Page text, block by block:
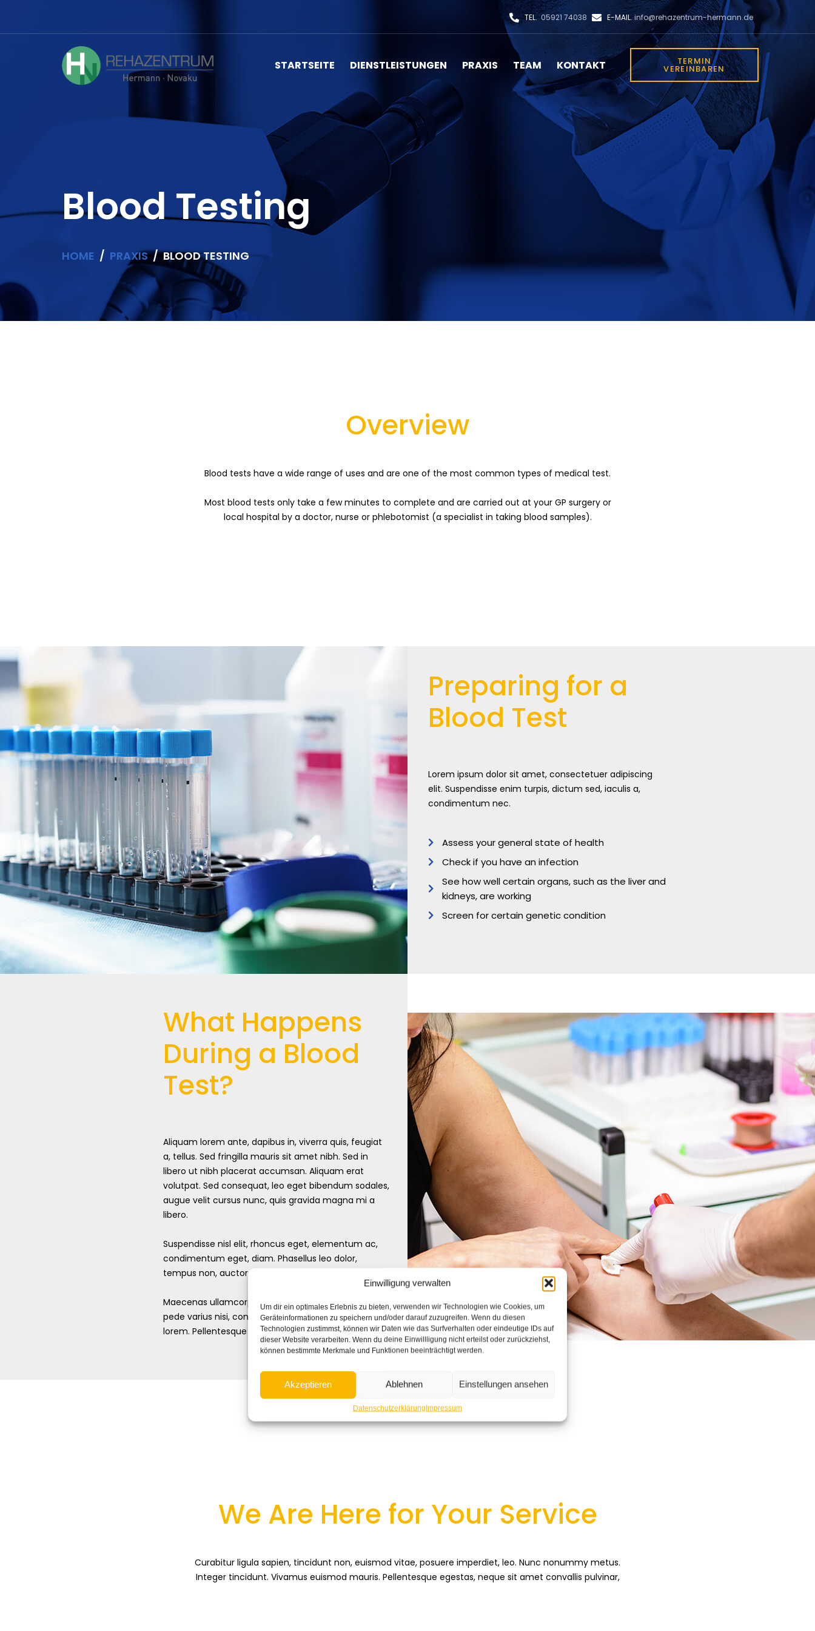
Einwilligung verwalten
Um dir ein optimales Erlebnis zu bieten, verwenden wir Technologien wie Cookies, um
Geräteinformationen zu speichern und/oder darauf zuzugreifen. Wenn du diesen
Technologien zustimmst, können wir Daten wie das Surfverhalten oder eindeutige IDs auf
dieser Website verarbeiten. Wenn du deine Einwillligung nicht erteilst oder zurückziehst,
können bestimmte Merkmale und Funktionen beeinträchtigt werden.
Akzeptieren Ablehnen Einstellungen ansehen
DatenschutzerklärungImpressum
TEL.05921 74038 E-MAIL.info@rehazentrum-hermann.de
STARTSEITE DIENSTLEISTUNGEN PRAXIS TEAM KONTAKT TERMIN
VEREINBAREN
Blood Testing
HOME PRAXIS BLOOD TESTING
Overview
Blood tests have a wide range of uses and are one of the most common types of medical test.
Most blood tests only take a few minutes to complete and are carried out at your GP surgery or
local hospital by a doctor, nurse or phlebotomist (a specialist in taking blood samples).
Preparing for a
Blood Test
Lorem ipsum dolor sit amet, consectetuer adipiscing
elit. Suspendisse enim turpis, dictum sed, iaculis a,
condimentum nec.
Assess your general state of health
Check if you have an infection
See how well certain organs, such as the liver and
kidneys, are working
Screen for certain genetic condition
What Happens
During a Blood
Test?
Aliquam lorem ante, dapibus in, viverra quis, feugiat
a, tellus. Sed fringilla mauris sit amet nibh. Sed in
libero ut nibh placerat accumsan. Aliquam erat
volutpat. Sed consequat, leo eget bibendum sodales,
augue velit cursus nunc, quis gravida magna mi a
libero.
Suspendisse nisl elit, rhoncus eget, elementum ac,
condimentum eget, diam. Phasellus leo dolor,
tempus non, auctor et, hendrerit quis.
Maecenas ullamcorper, dui et placerat feugiat, eros
pede varius nisi, condimentum viverra felis nunc et
lorem. Pellentesque posuere.
We Are Here for Your Service
Curabitur ligula sapien, tincidunt non, euismod vitae, posuere imperdiet, leo. Nunc nonummy metus.
Integer tincidunt. Vivamus euismod mauris. Pellentesque egestas, neque sit amet convallis pulvinar,